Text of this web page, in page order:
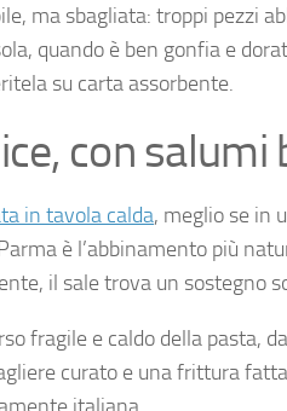
ma sbagliata: troppi pezzi
quando è ben gonfia e
su carta assorbente.
con
in tavola calda, meglio se in
è l’abbinamento più
il sale trova un sostegno
fragile e caldo della pasta,
curato e una frittura